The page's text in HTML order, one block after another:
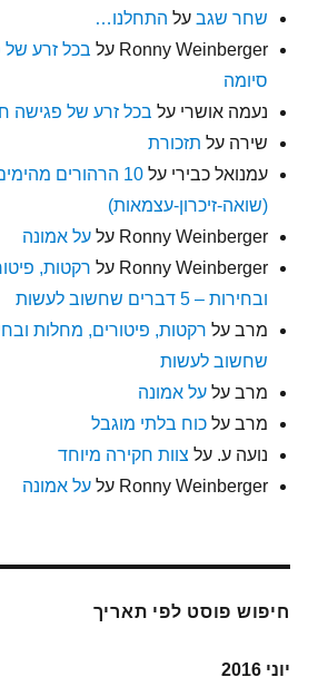
שחר שגב על התחלנו…
Ronny Weinberger על בכל זרע של
סיומה
נעמה אושרי על בכל זרע של פגישה
שירה על תזכורת
עמנואל כבירי על
10 הרהורים
(שואה-זיכרון-עצמאות)
Ronny Weinberger עלעל אמונה
Ronny Weinberger על רקטות,
ובחירות – 5 דברים שחשוב לעשות
מרב על
שחשוב לעשות
מרב עלעל אמונה
מרב עלכוח בלתי מוגבל
נועה ע. על צוות חקירה מיוחד
Ronny Weinberger עלעל אמונה
חיפוש פוסט לפי תאריך
יוני 2016